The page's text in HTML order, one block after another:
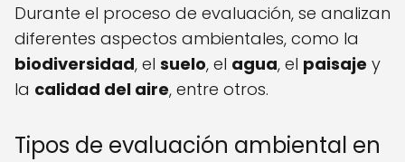
Durante el proceso de evaluación, se analizan
diferentes aspectos ambientales, como la
biodiversidad, el suelo, el agua, el paisaje y
la calidad del aire, entre otros.
Tipos de evaluación ambiental en